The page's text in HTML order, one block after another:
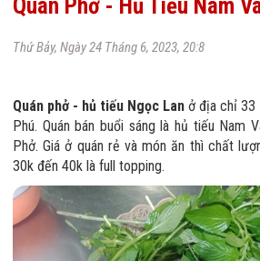
Quán Phở - Hủ Tiếu Nam
Thứ Bảy, Ngày 24 Tháng 6, 2023, 20:8
Quán phở - hủ tiếu Ngọc Lan ở địa chỉ 33
Phú. Quán bán buổi sáng là hủ tiếu Nam
Phở. Giá ở quán rẻ và món ăn thì chất
30k đến 40k là full topping.